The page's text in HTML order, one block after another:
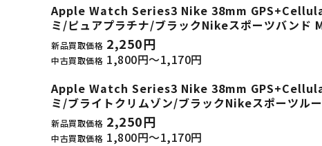
Apple Watch Series3 Nike 38mm
ミ/ピュアプラチナ/ブラックNikeスポーツバンド
新品買取価格 2,250円
中古買取価格 1,800円～1,170円
Apple Watch Series3 Nike 38mm
ミ/ブライトクリムゾン/ブラックNikeスポーツル
新品買取価格 2,250円
中古買取価格 1,800円～1,170円